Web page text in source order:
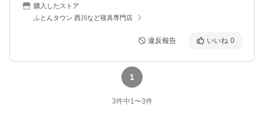
購入したストア
ふとんタウン 西川など寝具専門店
違反報告 いいね 0
1
3件中1〜3件